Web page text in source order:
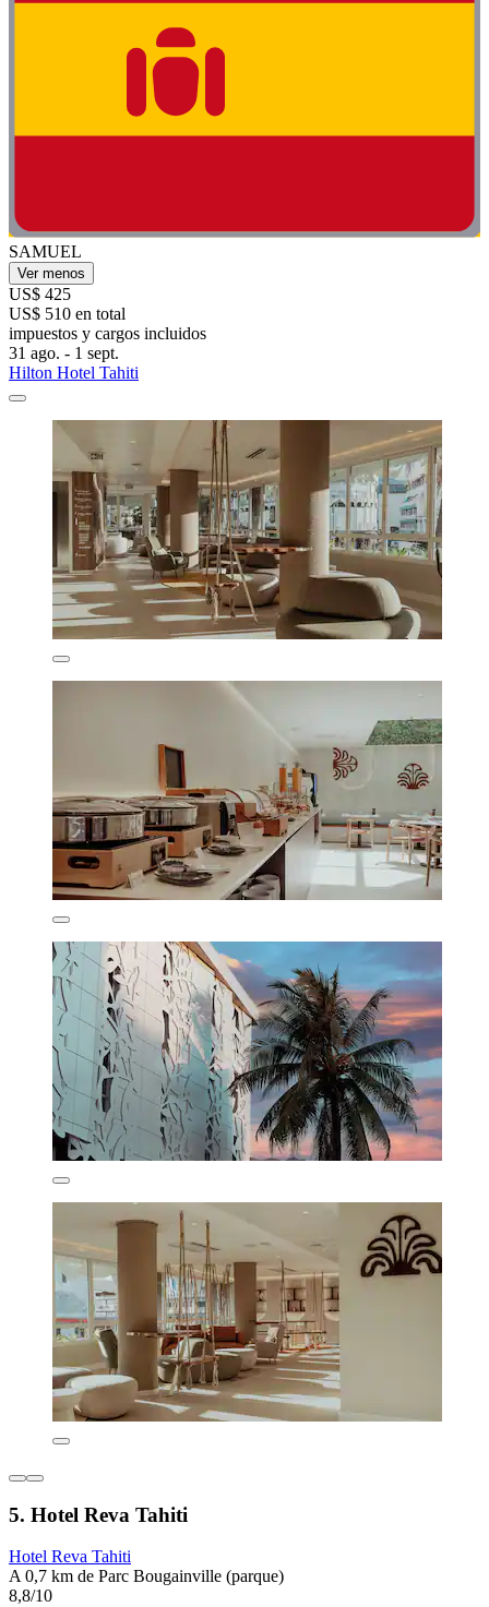
SAMUEL
Ver menos
US$ 425
US$ 510 en total
impuestos y cargos incluidos
31 ago. - 1 sept.
Hilton Hotel Tahiti
5. Hotel Reva Tahiti
Hotel Reva Tahiti
A 0,7 km de Parc Bougainville (parque)
8,8/10